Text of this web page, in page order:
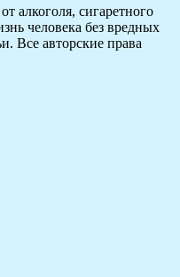
алкоголя, сигаретного
человека без вредных
Все авторские права